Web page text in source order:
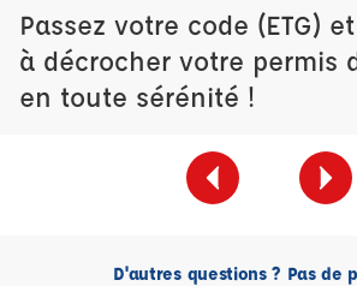
Passez votre code (ETG)
à décrocher votre permis
en toute sérénité !
D'autres questions ? Pas de